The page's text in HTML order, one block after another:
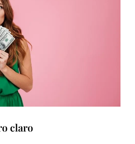
claro